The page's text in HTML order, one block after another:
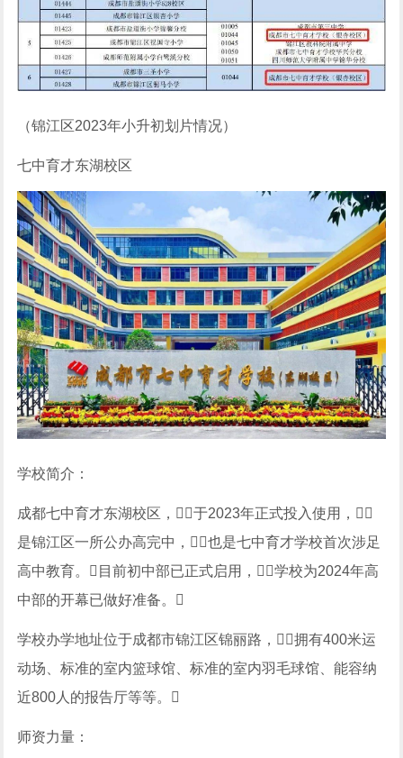
（锦江区2023年小升初划片情况）
七中育才东湖校区
学校简介：
成都七中育才东湖校区，于2023年正式投入使用，
是锦江区一所公办高完中，也是七中育才学校首次涉足
高中教育。目前初中部已正式启用，学校为2024年高
中部的开幕已做好准备。
学校办学地址位于成都市锦江区锦丽路，拥有400米运
动场、标准的室内篮球馆、标准的室内羽毛球馆、能容纳
近800人的报告厅等等。
师资力量：